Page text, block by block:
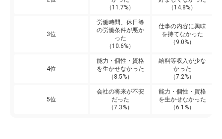
（11.7%）
（14.8%）
3位
労働時間、休日等
の労働条件が悪か
った
（10.6%）
仕事の内容に興味
を持てなかった
（9.0%）
4位
能力・個性・資格
を生かせなかった
（8.5%）
給料等収入が少な
かった
（7.2%）
5位
会社の将来が不安
だった
（7.3%）
能力・個性・資格
を生かせなかった
（6.1%）